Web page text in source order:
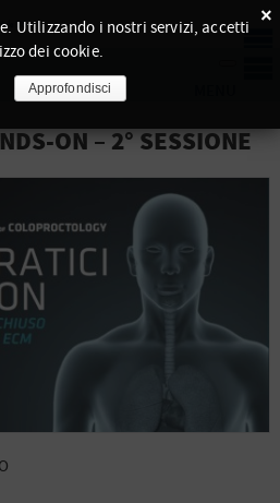
ON – 2° SESSIONE
×
Utilizzando i nostri servizi, accetti
dei cookie.
Approfondisci